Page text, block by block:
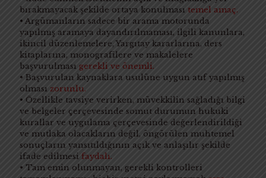
bırakmayacak şekilde ortaya konulması temel amaç.
• Argümanların sadece bir arama motorunda
yapılmış aramaya dayandırılmaması, ilgili kanunlara,
ikincil düzenlemelere, Yargıtay kararlarına, ders
kitaplarına, monografilere ve makalelere
başvurulması gerekli ve önemli.
• Başvurulan kaynaklara usulüne uygun atıf yapılmış
olması zorunlu.
• Özellikle tavsiye verirken, müvekkilin sağladığı bilgi
ve belgeler çerçevesinde somut durumun hukuki
kurallar ve uygulama çerçevesinde değerlendirildiği
ve mutlaka olacakların değil, öngörülen muhtemel
sonuçların yansıtıldığının açık ve anlaşılır şekilde
ifade edilmesi faydalı.
• Tam emin olunmayan, gerekli kontrolleri